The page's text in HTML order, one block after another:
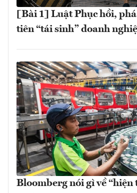
[Bài 1] Luật Phục hồi,
tiên “tái sinh” doanh
Bloomberg nói gì về “hiện